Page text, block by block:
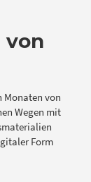
von
Monaten von
Wegen mit
Form